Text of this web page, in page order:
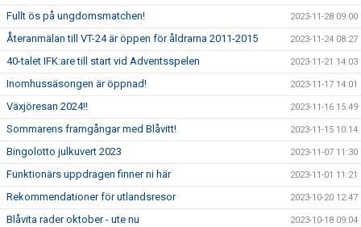
Fullt ös på ungdomsmatchen! 2023-11-28 09:00
Återanmälan till VT-24 är öppen för åldrarna 2011-2015 2023-11-24 08:27
40-talet IFK:are till start vid Adventsspelen 2023-11-21 14:03
Inomhussäsongen är öppnad! 2023-11-17 14:01
Växjöresan 2024!! 2023-11-16 15:49
Sommarens framgångar med Blåvitt! 2023-11-15 10:14
Bingolotto julkuvert 2023 2023-11-07 11:30
Funktionärs uppdragen finner ni här 2023-11-01 11:21
Rekommendationer för utlandsresor 2023-10-20 12:47
Blåvita rader oktober - ute nu 2023-10-18 09:04